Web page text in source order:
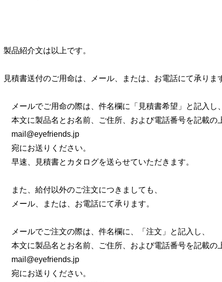
製品紹介文は以上です。
見積書送付のご用命は、メール、または、お電話にて承りま
メールでご用命の際は、件名欄に「見積書希望」と記入し、
本文に製品名とお名前、ご住所、および電話番号を記載の
mail@eyefriends.jp
宛にお送りください。
早速、見積書とカタログを送らせていただきます。
また、給付以外のご注文につきましても、
メール、または、お電話にて承ります。
メールでご注文の際は、件名欄に、「注文」と記入し、
本文に製品名とお名前、ご住所、および電話番号を記載の
mail@eyefriends.jp
宛にお送りください。